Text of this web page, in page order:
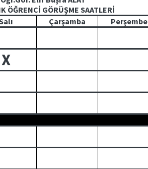
ÖĞRENCİ GÖRÜŞME SAATLERİ
Çarşamba Perşembe
X